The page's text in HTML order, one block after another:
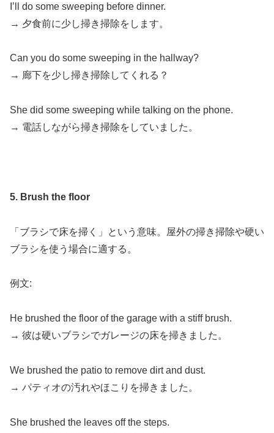
I’ll do some sweeping before dinner.
→ 夕食前に少し掃き掃除をします。
Can you do some sweeping in the hallway?
→ 廊下を少し掃き掃除してくれる？
She did some sweeping while talking on the phone.
→ 電話しながら掃き掃除をしていました。
5. Brush the floor
「ブラシで床を掃く」という意味。屋外の掃き掃除や硬い
ブラシを使う場合に適する。
例文:
He brushed the floor of the garage with a stiff brush.
→ 彼は硬いブラシでガレージの床を掃きました。
We brushed the patio to remove dirt and dust.
→ パティオの汚れやほこりを掃きました。
She brushed the leaves off the steps.